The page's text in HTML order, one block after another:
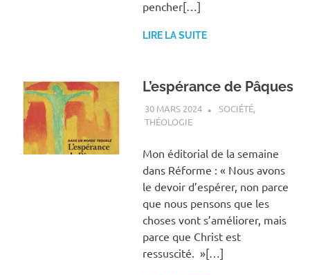
pencher[…]
LIRE LA SUITE
L’espérance de Pâques
30 MARS 2024 ANTOINE NOUIS
SOCIÉTÉ,
THÉOLOGIE
Mon éditorial de la semaine
dans Réforme : « Nous avons
le devoir d’espérer, non parce
que nous pensons que les
choses vont s’améliorer, mais
parce que Christ est
ressuscité. »[…]